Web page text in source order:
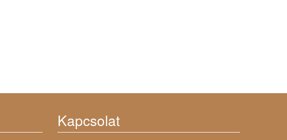
Kapcsolat